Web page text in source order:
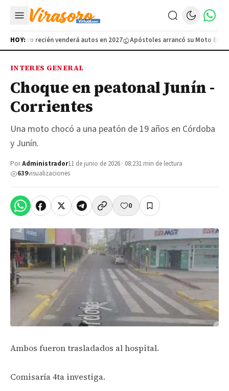
HOY:
pero recién venderá autos en 2027 Apóstoles arrancó su Moto
INTERES GENERAL
Choque en peatonal Junín -
Corrientes
Una moto chocó a una peatón de 19 años en Córdoba
y Junín.
PorAdministrador11 de junio de 2026 · 08:231 min de lectura
639visualizaciones
0
Ambos fueron trasladados al hospital.
Comisaría 4ta investiga.